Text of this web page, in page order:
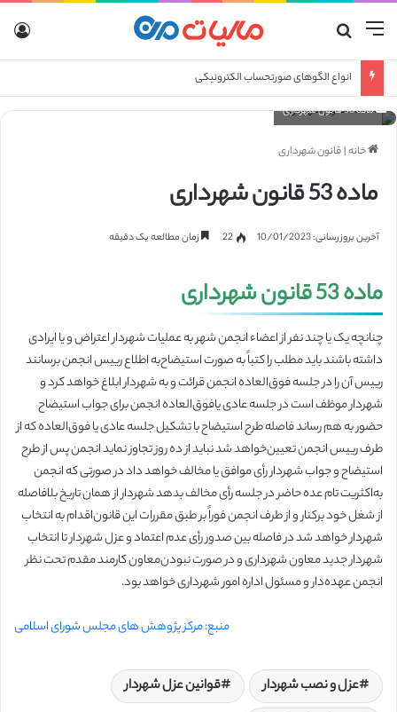
منو
انواع الگوهای صورتحساب الکترونیکی
ماده 53 قانون شهرداری
خانه|قانون شهرداری
ماده 53 قانون شهرداری
آخرین بروزرسانی: 10/01/2023 22 زمان مطالعه یک دقیقه
ماده 53 قانون شهرداری
چنانچه یک یا چند نفر از اعضاء انجمن شهر به عملیات شهردار اعتراض و یا ایرادی
داشته باشند باید مطلب را کتباً به صورت استیضاح‌به اطلاع رییس انجمن برسانند
رییس آن را در جلسه فوق‌العاده انجمن قرائت و به شهردار ابلاغ خواهد کرد و
شهردار موظف است در جلسه عادی یا‌فوق‌العاده انجمن برای جواب استیضاح
حضور به هم رساند فاصله طرح استیضاح با تشکیل جلسه عادی یا فوق‌العاده که از
طرف رییس انجمن تعیین‌خواهد شد نباید از ده روز تجاوز نماید انجمن پس از طرح
استیضاح و جواب شهردار رأی موافق یا مخالف خواهد داد در صورتی که انجمن
به‌اکثریت تام عده حاضر در جلسه رأی مخالف بدهد شهردار از همان تاریخ بلافاصله
از شغل خود برکنار و از طرف انجمن فوراً بر طبق مقررات این قانون‌اقدام به انتخاب
شهردار خواهد شد در فاصله بین صدور رأی عدم اعتماد و عزل شهردار تا انتخاب
شهردار جدید معاون شهرداری و در صورت نبودن‌معاون کارمند مقدم تحت نظر
انجمن عهده‌دار و مسئول اداره امور شهرداری خواهد بود.
منبع: مرکز پژوهش های مجلس شورای اسلامی
عزل و نصب شهردار
قوانین عزل شهردار